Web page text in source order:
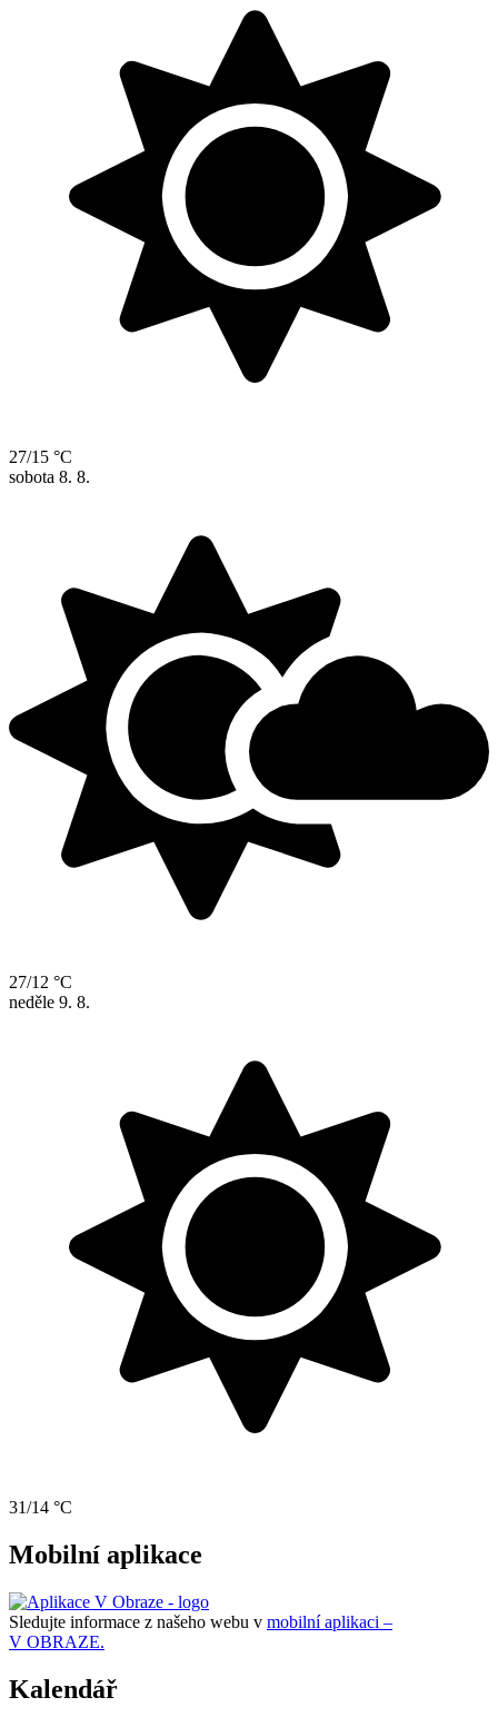
27/15 °C
sobota 8. 8.
27/12 °C
neděle 9. 8.
31/14 °C
Mobilní aplikace
Sledujte informace z našeho webu v mobilní aplikaci –
V OBRAZE.
Kalendář